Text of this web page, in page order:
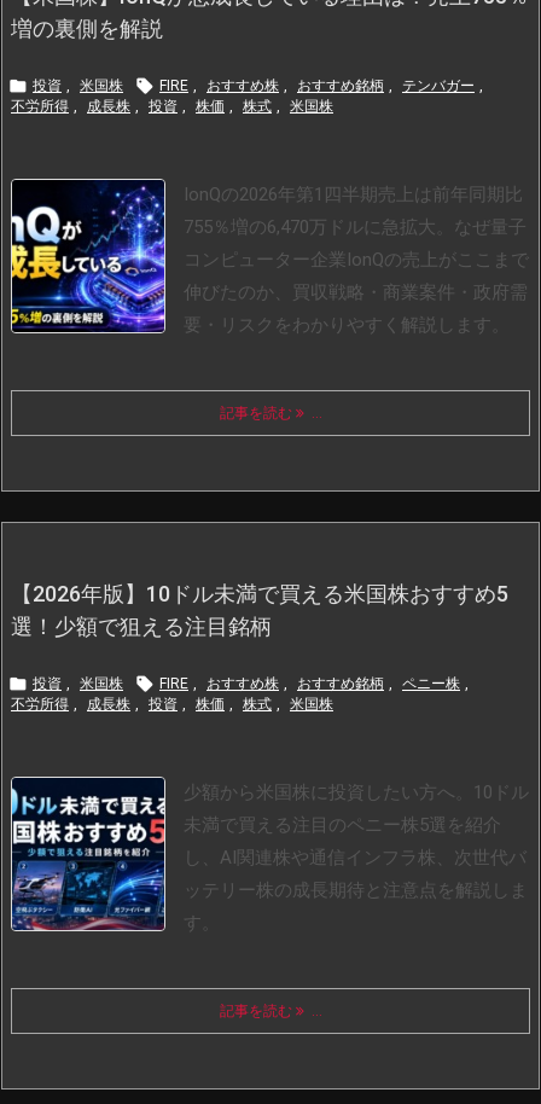
増の裏側を解説
 投資 , 米国株  FIRE , おすすめ株 , おすすめ銘柄 , テンバガー ,
不労所得 , 成長株 , 投資 , 株価 , 株式 , 米国株
IonQの2026年第1四半期売上は前年同期比
755％増の6,470万ドルに急拡大。なぜ量子
コンピューター企業IonQの売上がここまで
伸びたのか、買収戦略・商業案件・政府需
要・リスクをわかりやすく解説します。
記事を読む ...
【2026年版】10ドル未満で買える米国株おすすめ5
選！少額で狙える注目銘柄
 投資 , 米国株  FIRE , おすすめ株 , おすすめ銘柄 , ペニー株 ,
不労所得 , 成長株 , 投資 , 株価 , 株式 , 米国株
少額から米国株に投資したい方へ。10ドル
未満で買える注目のペニー株5選を紹介
し、AI関連株や通信インフラ株、次世代バ
ッテリー株の成長期待と注意点を解説しま
す。
記事を読む ...